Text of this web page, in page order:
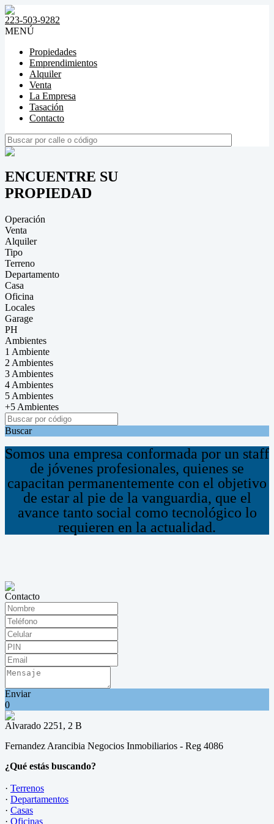
223-503-9282
MENÚ
Propiedades
Emprendimientos
Alquiler
Venta
La Empresa
Tasación
Contacto
ENCUENTRE SU
PROPIEDAD
Operación
Venta
Alquiler
Tipo
Terreno
Departamento
Casa
Oficina
Locales
Garage
PH
Ambientes
1 Ambiente
2 Ambientes
3 Ambientes
4 Ambientes
5 Ambientes
+5 Ambientes
Buscar
Somos una empresa conformada por un staff
de jóvenes profesionales, quienes se
capacitan permanentemente con el objetivo
de estar al pie de la vanguardia, que el
avance tanto social como tecnológico lo
requieren en la actualidad.
Contacto
Enviar
0
Alvarado 2251, 2 B
Fernandez Arancibia Negocios Inmobiliarios - Reg 4086
¿Qué estás buscando?
· Terrenos
· Departamentos
· Casas
· Oficinas